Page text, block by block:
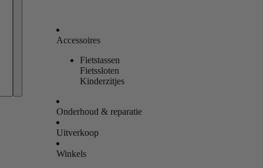
Accessoires
Fietstassen
Fietssloten
Kinderzitjes
Onderhoud & reparatie
Uitverkoop
Winkels
Bestellingen
Profiel